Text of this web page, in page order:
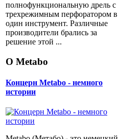
полнофункциональную дрель с
трехрежимным перфоратором в
один инструмент. Различные
производители брались за
решение этой ...
О Metabo
Концерн Metabo - немного
истории